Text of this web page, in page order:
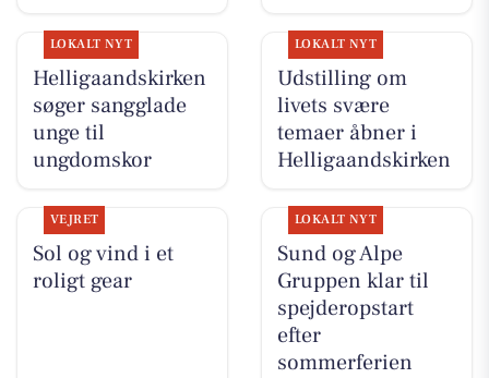
LOKALT NYT
Helligaandskirken
søger sangglade
unge til
ungdomskor
LOKALT NYT
Udstilling om
livets svære
temaer åbner i
Helligaandskirken
VEJRET
Sol og vind i et
roligt gear
LOKALT NYT
Sund og Alpe
Gruppen klar til
spejderopstart
efter
sommerferien